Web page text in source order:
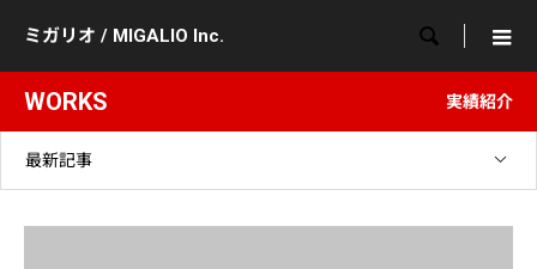
ミガリオ / MIGALIO Inc. 
WORKS 実績紹介
最新記事